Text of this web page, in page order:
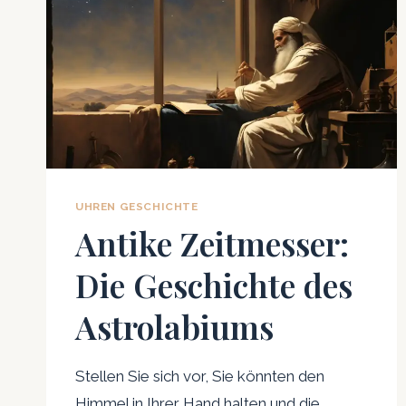
UHREN GESCHICHTE
Antike Zeitmesser:
Die Geschichte des
Astrolabiums
Stellen Sie sich vor, Sie könnten den